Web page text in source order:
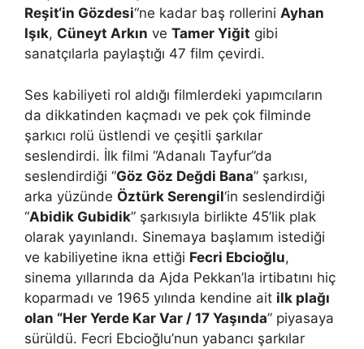
Reşit‘in Gözdesi“ne kadar baş rollerini Ayhan
Işık, Cüneyt Arkın ve Tamer Yiğit gibi
sanatçılarla paylaştığı 47 film çevirdi.
Ses kabiliyeti rol aldığı filmlerdeki yapımcıların
da dikkatinden kaçmadı ve pek çok filminde
şarkıcı rolü üstlendi ve çeşitli şarkılar
seslendirdi. İlk filmi “Adanalı Tayfur”da
seslendirdiği “Göz Göz Değdi Bana” şarkısı,
arka yüzünde Öztürk Serengil‘in seslendirdiği
“Abidik Gubidik” şarkısıyla birlikte 45’lik plak
olarak yayınlandı. Sinemaya başlamım istediği
ve kabiliyetine ikna ettiği Fecri Ebcioğlu,
sinema yıllarında da Ajda Pekkan’la irtibatını hiç
koparmadı ve 1965 yılında kendine ait ilk plağı
olan “Her Yerde Kar Var / 17 Yaşında” piyasaya
sürüldü. Fecri Ebcioğlu’nun yabancı şarkılar